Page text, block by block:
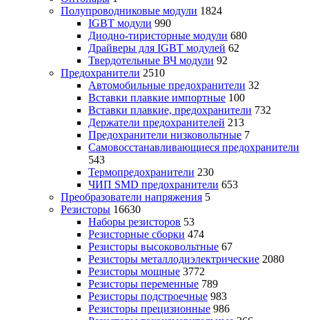
Полупроводниковые модули 1824
IGBT модули 990
Диодно-тиристорные модули 680
Драйверы для IGBT модулей 62
Твердотельные ВЧ модули 92
Предохранители 2510
Автомобильные предохранители 32
Вставки плавкие импортные 100
Вставки плавкие, предохранители 732
Держатели предохранителей 213
Предохранители низковольтные 7
Самовосстанавливающиеся предохранители
543
Термопредохранители 230
ЧИП SMD предохранители 653
Преобразователи напряжения 5
Резисторы 16630
Наборы резисторов 53
Резисторные сборки 474
Резисторы высоковольтные 67
Резисторы металлодиэлектрические 2080
Резисторы мощные 3772
Резисторы переменные 789
Резисторы подстроечные 983
Резисторы прецизионные 986